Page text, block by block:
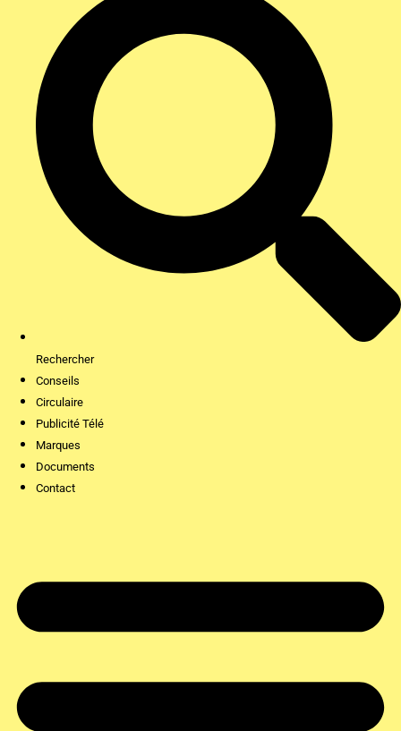
Rechercher
Conseils
Circulaire
Publicité Télé
Marques
Documents
Contact